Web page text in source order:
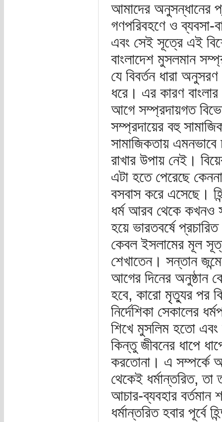
আমাদের অনুসন্ধানের
গণপরিবহণে ও ব্যবসা-
এবং সেই সূত্রে এই
বাংলাদেশ মুসলমান
যে বিবর্তন ধারা
ধরে। এর কারণ
আগে সম্প্রদায়গত
সম্প্রদায়ের বহু
সামাজিকতায়
রাখার উপায় নেই।
এটা হতে পেরেছে
বসবাস করে এসেছে।
ধর্ম আরব থেকে কখনও
হয়ে ভারতবর্ষে
কেবল ইসলামের মূল
শেখাতেন। সন্তান
আগের দিনের অনুষ্ঠান
হবে, কারো মৃত্যুর পর
নির্দেশিকা সেকালের
শিখে মুসলিম হতো
কিন্তু জীবনের ধাপে
করতোনা। এ সম্পর্কে
থেকেই ধর্মান্তরিত,
আচার-ব্যবহার বর্তমান
ধর্মান্তরিত হবার